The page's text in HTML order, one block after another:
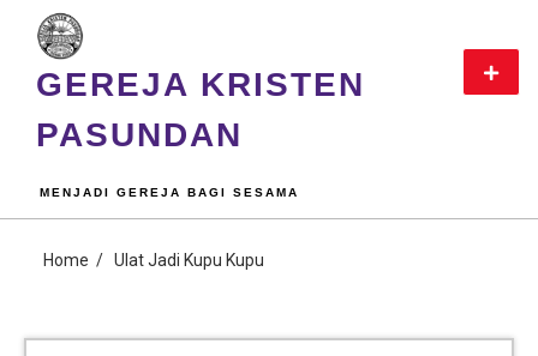
GEREJA KRISTEN
PASUNDAN
MENJADI GEREJA BAGI SESAMA
Home Ulat Jadi Kupu Kupu